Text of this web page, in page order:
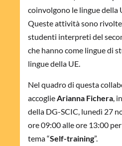
coinvolgono le lingue della
Queste attività sono
studenti interpreti del
che hanno come lingue di
lingue della UE.
Nel quadro di questa
accoglie Arianna Fichera ,
della DG-SCIC, lunedì 27
ore 09:00 alle ore 13:00
tema “Self-training”.